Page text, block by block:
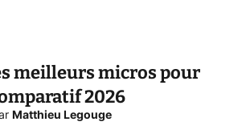
meilleurs micros pour
2026
Matthieu Legouge